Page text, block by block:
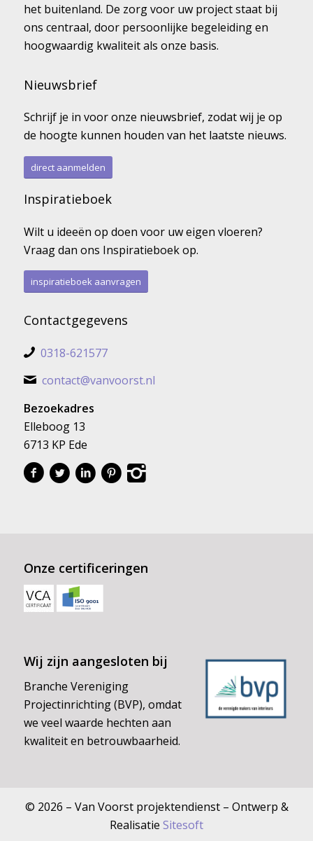
het buitenland. De zorg voor uw project staat bij
ons centraal, door persoonlijke begeleiding en
hoogwaardig kwaliteit als onze basis.
Nieuwsbrief
Schrijf je in voor onze nieuwsbrief, zodat wij je op
de hoogte kunnen houden van het laatste nieuws.
direct aanmelden
Inspiratieboek
Wilt u ideeën op doen voor uw eigen vloeren?
Vraag dan ons Inspiratieboek op.
inspiratieboek aanvragen
Contactgegevens
0318-621577
contact@vanvoorst.nl
Bezoekadres
Elleboog 13
6713 KP Ede
Onze certificeringen
Wij zijn aangesloten bij
Branche Vereniging
Projectinrichting (BVP), omdat
we veel waarde hechten aan
kwaliteit en betrouwbaarheid.
© 2026 – Van Voorst projektendienst – Ontwerp &
Realisatie Sitesoft